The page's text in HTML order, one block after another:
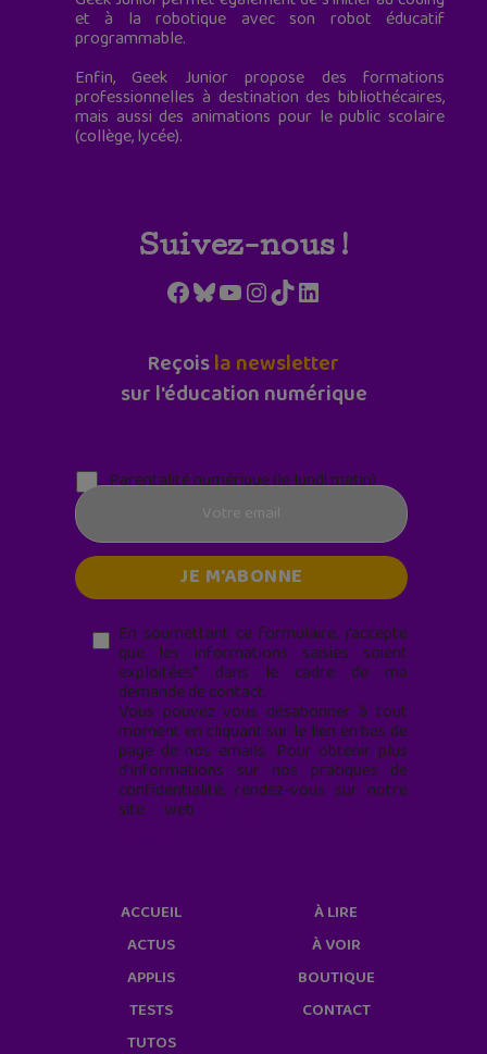
et à la robotique avec son robot éducatif
programmable.
Enfin, Geek Junior propose des formations
professionnelles à destination des bibliothécaires,
mais aussi des animations pour le public scolaire
(collège, lycée).
Suivez-nous !
Facebook
Bluesky
YouTube
Instagram
TikTokLinkedIn
Reçoisla newsletter
sur l'éducation numérique
Parentalité numérique (le lundi matin)
En soumettant ce formulaire, j’accepte
que les informations saisies soient
exploitées* dans le cadre de ma
demande de contact.
Vous pouvez vous désabonner à tout
moment en cliquant sur le lien en bas de
page de nos emails. Pour obtenir plus
d'informations sur nos pratiques de
confidentialité, rendez-vous sur notre
site web
ACCUEIL
ACTUS
APPLIS
TESTS
TUTOS
À LIRE
À VOIR
BOUTIQUE
CONTACT